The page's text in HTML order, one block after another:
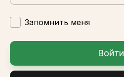
Запомнить меня
Войти